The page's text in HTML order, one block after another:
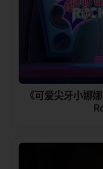
《可爱尖牙小娜